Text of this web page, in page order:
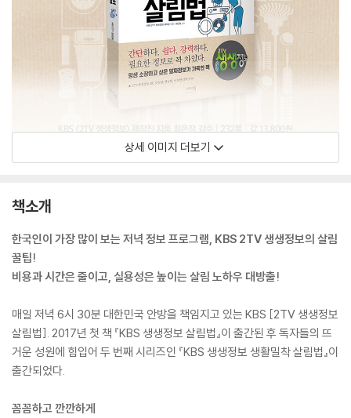
상세 이미지 더보기
책소개
한국인이 가장 많이 보는 저녁 정보 프로그램, KBS 2TV 생생정보의 살림
꿀팁!
비용과 시간은 줄이고, 실용성은 높이는 살림 노하우 대방출!
매일 저녁 6시 30분 대한민국 안방을 책임지고 있는 KBS [2TV 생생정보
살림법]. 2017년 첫 책 『KBS 생생정보 살림법』이 출간된 후 독자들의 뜨
거운 성원에 힘입어 두 번째 시리즈인 『KBS 생생정보 생활밀착 살림법』이
출간되었다.
꼼꼼하고 깐깐하게